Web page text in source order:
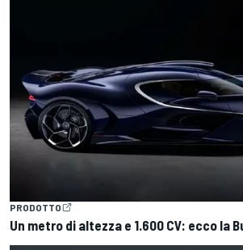
PRODOTTO
Un metro di altezza e 1.600 CV: ecco la